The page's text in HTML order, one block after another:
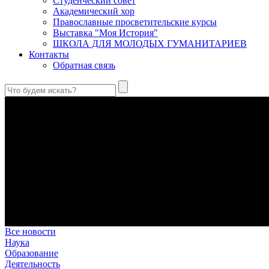
Академический хор
Православные просветительские курсы
Выставка "Моя История"
ШКОЛА ДЛЯ МОЛОДЫХ ГУМАНИТАРИЕВ
Контакты
Обратная связь
Все новости
Наука
Образование
Деятельность